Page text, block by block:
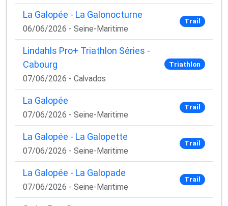
La Galopée - La Galonocturne
06/06/2026 - Seine-Maritime
Trail
Lindahls Pro+ Triathlon Séries -
Cabourg
07/06/2026 - Calvados
Triathlon
La Galopée
07/06/2026 - Seine-Maritime
Trail
La Galopée - La Galopette
07/06/2026 - Seine-Maritime
Trail
La Galopée - La Galopade
07/06/2026 - Seine-Maritime
Trail